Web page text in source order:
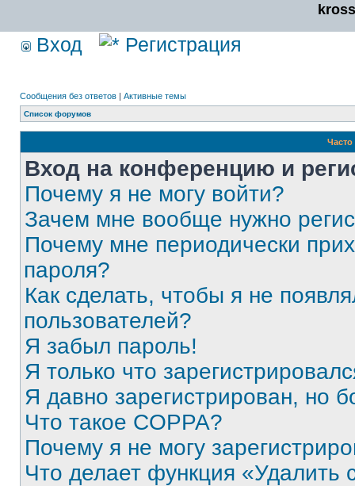
Вход Регистрация
Сообщения без ответов | Активные темы
Список форумов
Вход на конференцию и
Почему я не могу войти?
Зачем мне вообще нужно
Почему мне периодически
пароля?
Как сделать, чтобы я не
пользователей?
Я забыл пароль!
Я только что
Я давно зарегистрирован, но
Что такое COPPA?
Почему я не могу
Что делает функция «Удалить